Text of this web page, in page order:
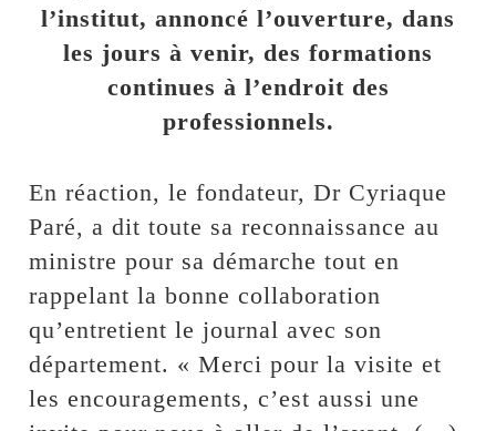
l’institut, annoncé l’ouverture, dans
les jours à venir, des formations
continues à l’endroit des
professionnels.
En réaction, le fondateur, Dr Cyriaque
Paré, a dit toute sa reconnaissance au
ministre pour sa démarche tout en
rappelant la bonne collaboration
qu’entretient le journal avec son
département. « Merci pour la visite et
les encouragements, c’est aussi une